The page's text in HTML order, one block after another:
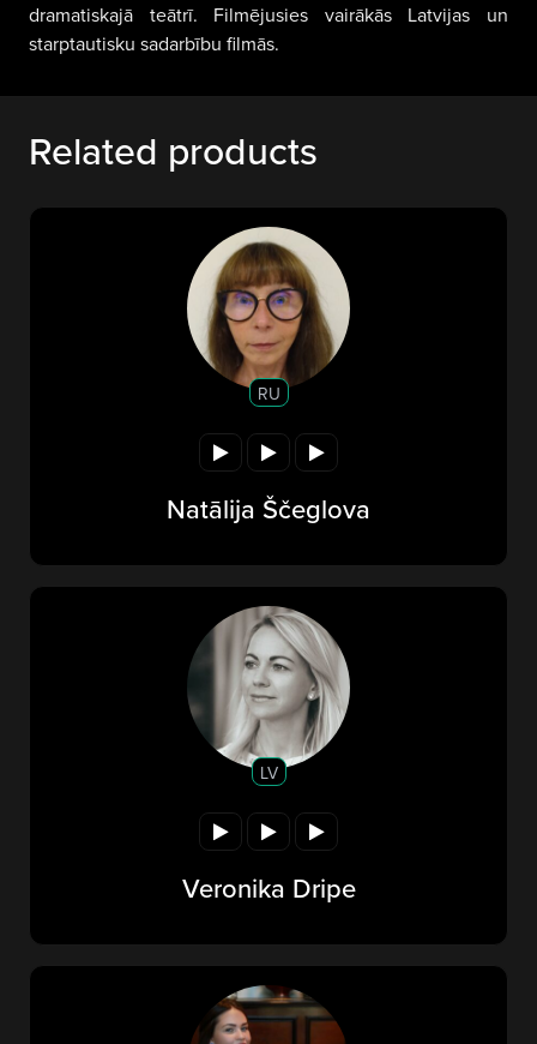
dramatiskajā teātrī. Filmējusies vairākās Latvijas un
starptautisku sadarbību filmās.
Related products
RU
Natālija Ščeglova
LV
Veronika Dripe